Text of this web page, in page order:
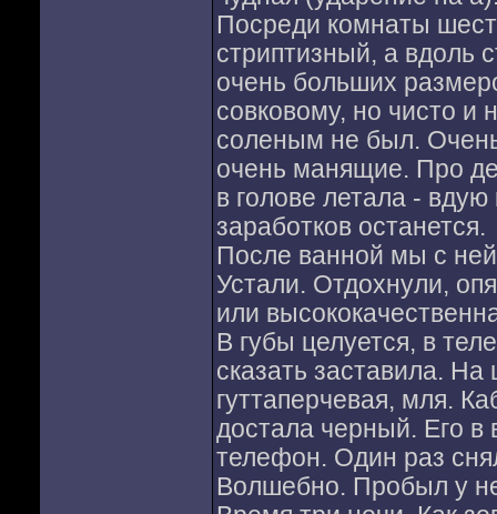
Посреди комнаты
стриптизный, а вдоль
очень больших
совковому, но чисто
соленым не был.
очень манящие. Про
в голове летала -
заработков останется.
После ванной мы с
Устали. Отдохнули,
или
В губы целуется, в
сказать заставила. На
гуттаперчевая, мля.
достала черный. Его в
телефон. Один раз
Волшебно. Пробыл у